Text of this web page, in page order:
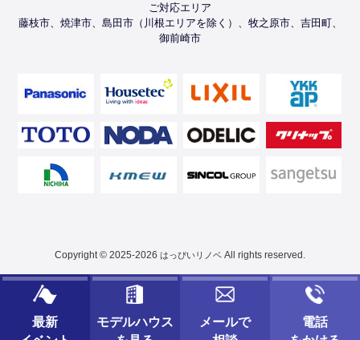
ご対応エリア
藤枝市、焼津市、島田市（川根エリアを除く）、牧之原市、吉田町、
御前崎市
Copyright © 2025-2026 はっぴいリノベ All rights reserved.
最新
モデルハウス
メールで
電話